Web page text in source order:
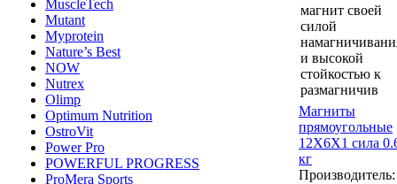
MuscleTech
Mutant
Myprotein
Nature’s Best
NOW
Nutrex
Olimp
Optimum Nutrition
OstroVit
Power Pro
POWERFUL PROGRESS
ProMera Sports
магнит своей
силой
и высокой
стойкостью к
размагничив
Магниты
прямоугольные
12Х6Х1 сила
кг
Производитель: